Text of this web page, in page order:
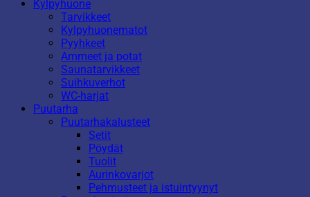
Kylpyhuone
Tarvikkeet
Kylpyhuonematot
Pyyhkeet
Ammeet ja potat
Saunatarvikkeet
Suihkuverhot
WC-harjat
Puutarha
Puutarhakalusteet
Setit
Pöydät
Tuolit
Aurinkovarjot
Pehmusteet ja istuintyynyt